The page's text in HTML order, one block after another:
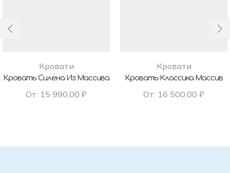
Кровати
Кровать Силена Из Массива
От: 15 990,00 ₽
Кровати
Кровать Классика Массив
От: 16 500,00 ₽